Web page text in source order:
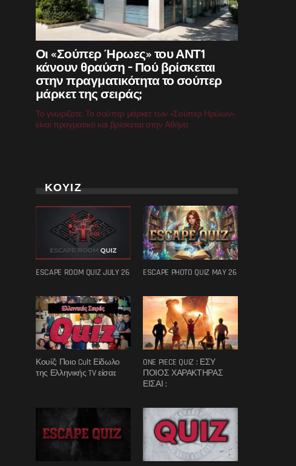
Οι «Σούπερ Ήρωες» του ΑΝΤ1
κάνουν θραύση – Πού βρίσκεται
στην πραγματικότητα το σούπερ
μάρκετ της σειράς;
Το γνωρίζατε; Το σούπερ μάρκετ των «Σούπερ Ηρώων»
είναι πραγματικό και βρίσκεται στην Αθήνα
ΚΟΥΙΖ
ESCAPE ROOM QUIZ JULY 26 ESCAPE PHOTO QUIZ MAY 26
Κουίζ: Ποιο Cult Είδωλο
της Ελληνικής TV είσαι;
ONE PIECE QUIZ : ΕΣΥ
ΠΟΙΟΣ ΧΑΡΑΚΤΗΡΑΣ
ΕΙΣΑΙ ;